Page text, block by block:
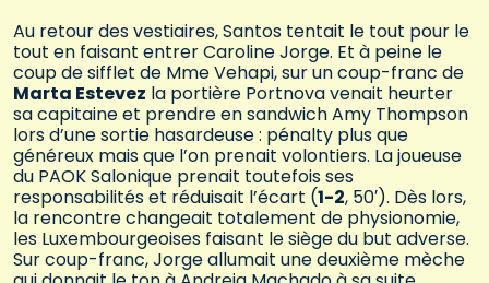
Au retour des vestiaires, Santos tentait le tout pour le
tout en faisant entrer Caroline Jorge. Et à peine le
coup de sifflet de Mme Vehapi, sur un coup-franc de
Marta Estevez la portière Portnova venait heurter
sa capitaine et prendre en sandwich Amy Thompson
lors d’une sortie hasardeuse : pénalty plus que
généreux mais que l’on prenait volontiers. La joueuse
du PAOK Salonique prenait toutefois ses
responsabilités et réduisait l’écart (1-2, 50′). Dès lors,
la rencontre changeait totalement de physionomie,
les Luxembourgeoises faisant le siège du but adverse.
Sur coup-franc, Jorge allumait une deuxième mèche